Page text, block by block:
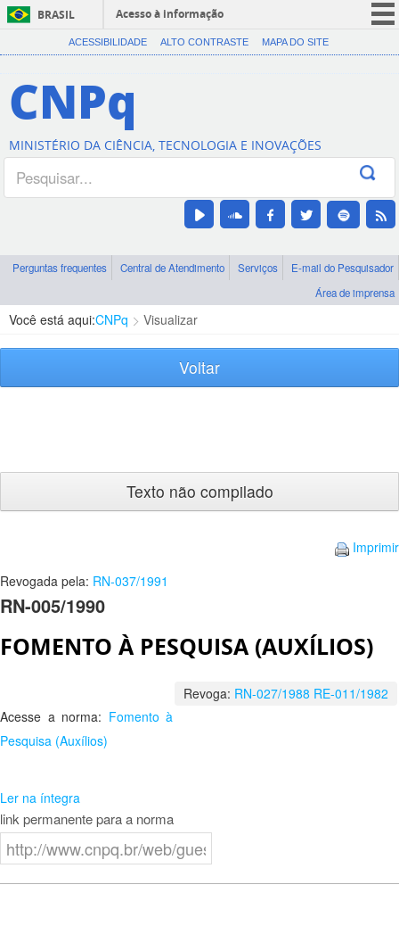
BRASIL
Acesso à informação
CORONAVÍRUS (COVID-19)
Canais
ACESSIBILIDADE ALTO CONTRASTE MAPA DO SITE
CNPq
MINISTÉRIO DA CIÊNCIA, TECNOLOGIA E INOVAÇÕES
Perguntas frequentes Central de Atendimento Serviços
E-mail do Pesquisador
Área de imprensa
Você está aqui:CNPq Visualizar
Voltar
Texto não compilado
Imprimir
Revogada pela: RN-037/1991
RN-005/1990
FOMENTO À PESQUISA (AUXÍLIOS)
Revoga: RN-027/1988 RE-011/1982
Acesse a norma: Fomento à
Pesquisa (Auxílios)
Ler na íntegra
link permanente para a norma